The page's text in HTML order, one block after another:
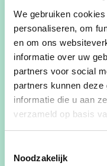
We gebruiken
personaliseren, om
en om ons
informatie over uw
partners voor social
partners kunnen
informatie die u aan
verzameld op basis
Noodzakelijk
Fruitboer
Mama van
Oma va
9 jaar raadslid
Jaren actief
Bestuurslid
Ichtegem
Houdt van: